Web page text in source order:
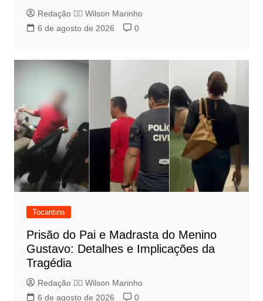
Redação 👨‍⚖️​ Wilson Marinho
6 de agosto de 2026
0
Tocantins
Prisão do Pai e Madrasta do Menino
Gustavo: Detalhes e Implicações da
Tragédia
Redação 👨‍⚖️​ Wilson Marinho
6 de agosto de 2026
0